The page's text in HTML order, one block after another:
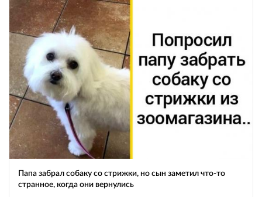
Папа забрал собаку со стрижки, но сын заметил что-то
странное, когда они вернулись